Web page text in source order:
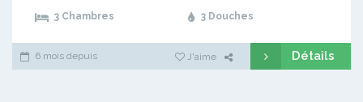
3 Chambres 3 Douches
6 mois depuis J'aime Détails